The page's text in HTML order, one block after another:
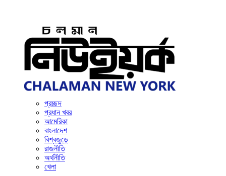
প্রচ্ছদ
প্রধান খবর
আমেরিকা
বাংলাদেশ
বিশ্বজুড়ে
রাজনীতি
অর্থনীতি
খেলা